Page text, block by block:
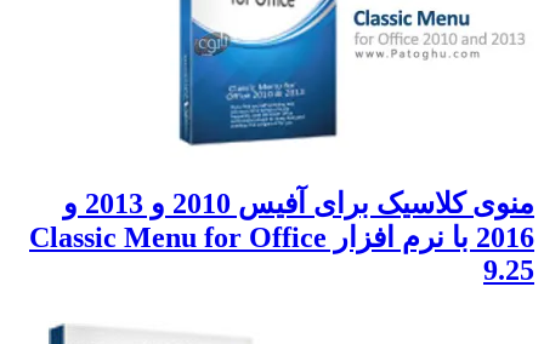
منوی کلاسیک برای آفیس 2010 و 2013 و
2016 با نرم افزار Classic Menu for Office
9.25